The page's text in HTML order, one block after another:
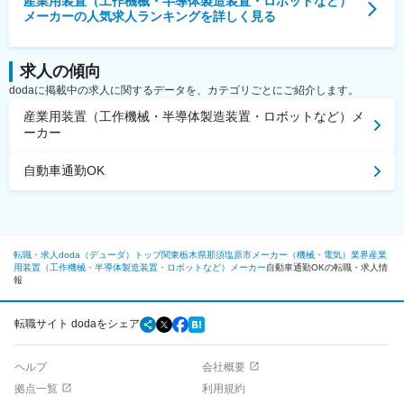
メーカーの人気求人ランキングを詳しく見る
求人の傾向
dodaに掲載中の求人に関するデータを、カテゴリごとにご紹介します。
産業用装置（工作機械・半導体製造装置・ロボットなど）メ
ーカー
自動車通勤OK
転職・求人doda（デューダ）トップ関東栃木県那須塩原市 メーカー（機械・電気）業界産業
用装置（工作機械・半導体製造装置・ロボットなど）メーカー自動車通勤OKの転職・求人情
報
転職サイト dodaをシェア
ヘルプ
会社概要
拠点一覧
利用規約